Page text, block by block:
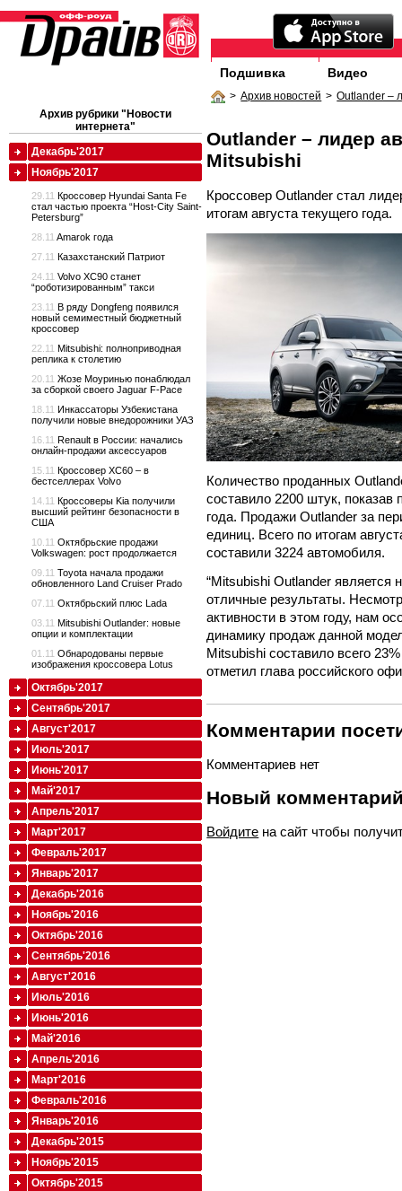
Подшивка Видео
> Архив новостей > Outlander –
Outlander – лидер
Mitsubishi
Кроссовер Outlander стал
итогам августа текущего года.
Количество проданных
составило 2200 штук, показав
года. Продажи Outlander за
единиц. Всего по итогам
составили 3224 автомобиля.
“Mitsubishi Outlander
отличные результаты.
активности в этом году, нам
динамику продаж данной
Mitsubishi составило всего
отметил глава российского
Комментарии
Комментариев нет
Новый
Войдите на сайт чтобы
Архив рубрики "Новости
интернета"
Декабрь'2017
Ноябрь'2017
29.11 Кроссовер Hyundai Santa Fe
стал частью проекта “Host-City Saint-
Petersburg”
28.11 Amarok года
27.11 Казахстанский Патриот
24.11 Volvo XC90 станет
“роботизированным” такси
23.11 В ряду Dongfeng появился
новый семиместный бюджетный
кроссовер
22.11 Mitsubishi: полноприводная
реплика к столетию
20.11 Жозе Моуринью понаблюдал
за сборкой своего Jaguar F-Pace
18.11 Инкассаторы Узбекистана
получили новые внедорожники УАЗ
16.11 Renault в России: начались
онлайн-продажи аксессуаров
15.11 Кроссовер XC60 – в
бестселлерах Volvo
14.11 Кроссоверы Kia получили
высший рейтинг безопасности в
США
10.11 Октябрьские продажи
Volkswagen: рост продолжается
09.11 Toyota начала продажи
обновленного Land Cruiser Prado
07.11 Октябрьский плюс Lada
03.11 Mitsubishi Outlander: новые
опции и комплектации
01.11 Обнародованы первые
изображения кроссовера Lotus
Октябрь'2017
Сентябрь'2017
Август'2017
Июль'2017
Июнь'2017
Май'2017
Апрель'2017
Март'2017
Февраль'2017
Январь'2017
Декабрь'2016
Ноябрь'2016
Октябрь'2016
Сентябрь'2016
Август'2016
Июль'2016
Июнь'2016
Май'2016
Апрель'2016
Март'2016
Февраль'2016
Январь'2016
Декабрь'2015
Ноябрь'2015
Октябрь'2015